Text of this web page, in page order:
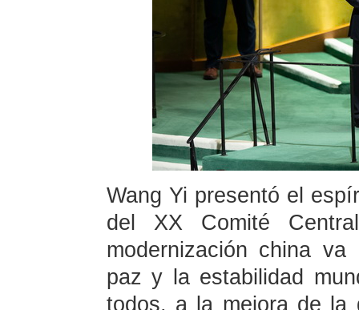
Wang Yi presentó el
del XX Comité
modernización china
paz y la estabilidad
todos, a la mejora de la